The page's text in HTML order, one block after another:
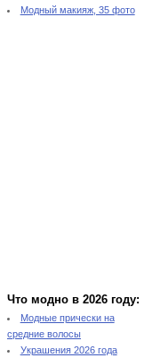
Модный макияж, 35 фото
Что модно в 2026 году:
Модные прически на
средние волосы
Украшения 2026 года